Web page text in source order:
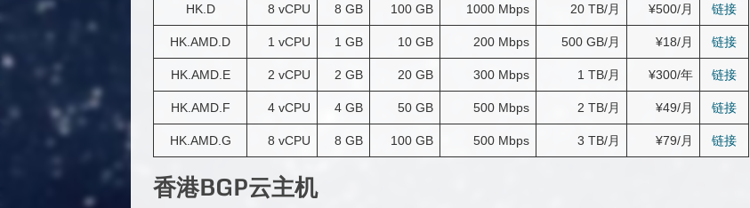
HK.D 8 vCPU 8 GB 100 GB 1000 Mbps 20 TB/月 ¥500/月 链接
HK.AMD.D 1 vCPU 1 GB 10 GB 200 Mbps 500 GB/月 ¥18/月 链接
HK.AMD.E 2 vCPU 2 GB 20 GB 300 Mbps 1 TB/月 ¥300/年 链接
HK.AMD.F 4 vCPU 4 GB 50 GB 500 Mbps 2 TB/月 ¥49/月 链接
HK.AMD.G 8 vCPU 8 GB 100 GB 500 Mbps 3 TB/月 ¥79/月 链接
香港BGP云主机